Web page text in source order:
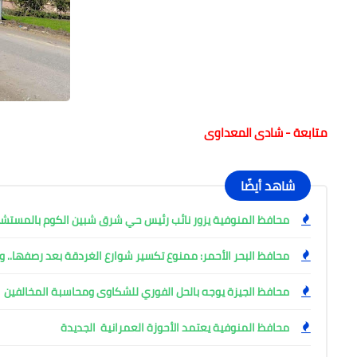
متابعة - شادى المعداوى
شاهد أيضًا
محافظ المنوفية يزور نائب رئيس حي شرق شبين الكوم
محافظ البحر الأحمر: ممنوع تكسير شوارع الغردقة بعد رصفها..
محافظ الجيزة يوجه بالحل الفوري للشكاوى ومحاسبة المخالفين
محافظ المنوفية يعتمد الأحوزة العمرانية الجديدة